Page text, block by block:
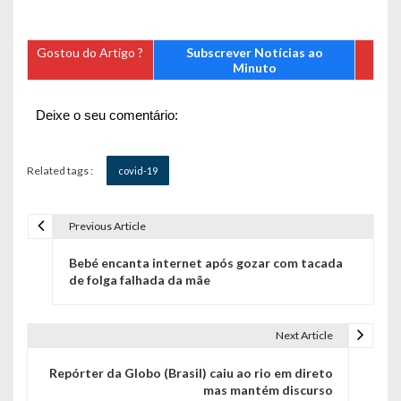
Gostou do Artigo ?
Subscrever Notícias ao
Minuto
Deixe o seu comentário:
Related tags : covid-19
Previous Article
Bebé encanta internet após gozar com tacada
de folga falhada da mãe
Next Article
Repórter da Globo (Brasil) caiu ao rio em direto
mas mantém discurso